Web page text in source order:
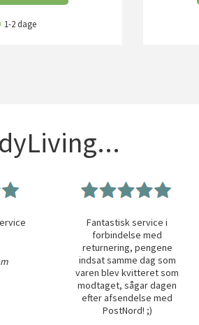
1-2 dage
Fantastisk service i
forbindelse med
returnering, pengene
indsat samme dag som
varen blev kvitteret som
modtaget, sågar dagen
efter afsendelse med
PostNord! ;)